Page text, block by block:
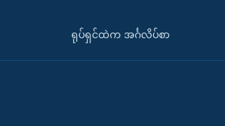
ရုပ်ရှင်ထဲက အင်္ဂလိပ်စာ